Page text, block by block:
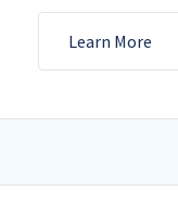
Learn More